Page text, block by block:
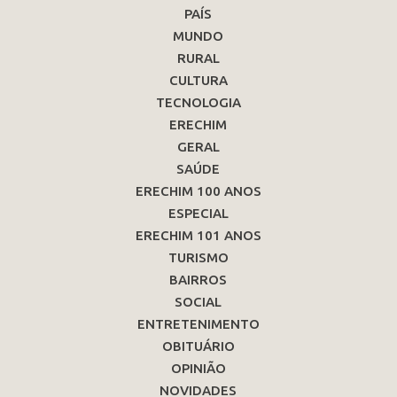
PAÍS
MUNDO
RURAL
CULTURA
TECNOLOGIA
ERECHIM
GERAL
SAÚDE
ERECHIM 100 ANOS
ESPECIAL
ERECHIM 101 ANOS
TURISMO
BAIRROS
SOCIAL
ENTRETENIMENTO
OBITUÁRIO
OPINIÃO
NOVIDADES